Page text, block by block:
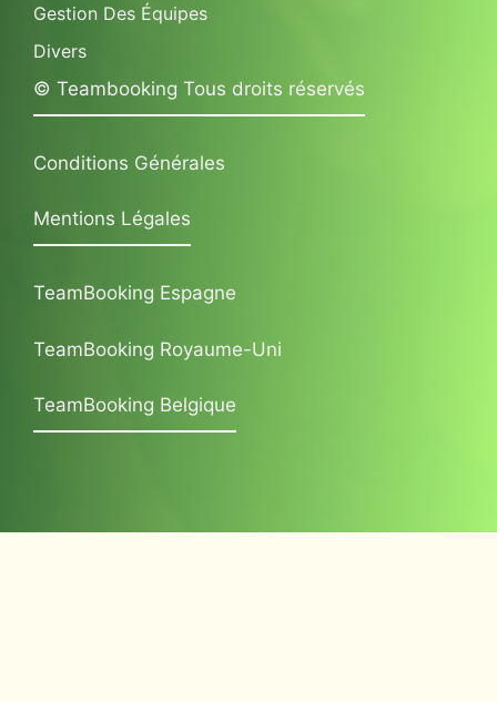
Gestion Des Équipes
Divers
© Teambooking Tous droits réservés
Conditions Générales
Mentions Légales
TeamBooking Espagne
TeamBooking Royaume-Uni
TeamBooking Belgique